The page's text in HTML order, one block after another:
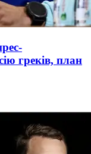
греків, план